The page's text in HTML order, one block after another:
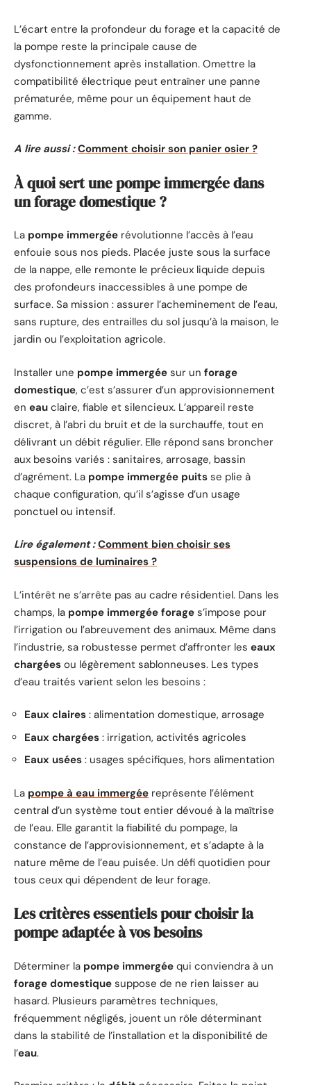
L’écart entre la profondeur du forage et la capacité de
la pompe reste la principale cause de
dysfonctionnement après installation. Omettre la
compatibilité électrique peut entraîner une panne
prématurée, même pour un équipement haut de
gamme.
A lire aussi : Comment choisir son panier osier ?
À quoi sert une pompe immergée dans
un forage domestique ?
La pompe immergée révolutionne l’accès à l’eau
enfouie sous nos pieds. Placée juste sous la surface
de la nappe, elle remonte le précieux liquide depuis
des profondeurs inaccessibles à une pompe de
surface. Sa mission : assurer l’acheminement de l’eau,
sans rupture, des entrailles du sol jusqu’à la maison, le
jardin ou l’exploitation agricole.
Installer une pompe immergée sur un forage
domestique, c’est s’assurer d’un approvisionnement
en eau claire, fiable et silencieux. L’appareil reste
discret, à l’abri du bruit et de la surchauffe, tout en
délivrant un débit régulier. Elle répond sans broncher
aux besoins variés : sanitaires, arrosage, bassin
d’agrément. La pompe immergée puits se plie à
chaque configuration, qu’il s’agisse d’un usage
ponctuel ou intensif.
Lire également : Comment bien choisir ses
suspensions de luminaires ?
L’intérêt ne s’arrête pas au cadre résidentiel. Dans les
champs, la pompe immergée forage s’impose pour
l’irrigation ou l’abreuvement des animaux. Même dans
l’industrie, sa robustesse permet d’affronter les eaux
chargées ou légèrement sablonneuses. Les types
d’eau traités varient selon les besoins :
Eaux claires : alimentation domestique, arrosage
Eaux chargées : irrigation, activités agricoles
Eaux usées : usages spécifiques, hors alimentation
La pompe à eau immergée représente l’élément
central d’un système tout entier dévoué à la maîtrise
de l’eau. Elle garantit la fiabilité du pompage, la
constance de l’approvisionnement, et s’adapte à la
nature même de l’eau puisée. Un défi quotidien pour
tous ceux qui dépendent de leur forage.
Les critères essentiels pour choisir la
pompe adaptée à vos besoins
Déterminer la pompe immergée qui conviendra à un
forage domestique suppose de ne rien laisser au
hasard. Plusieurs paramètres techniques,
fréquemment négligés, jouent un rôle déterminant
dans la stabilité de l’installation et la disponibilité de
l’eau.